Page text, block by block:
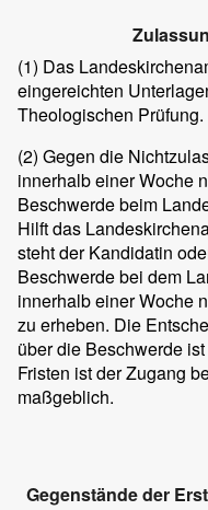
(1) Das
eingereichten
Theologischen Prüfung.
(2) Gegen die
innerhalb einer Woche
Beschwerde beim
Hilft das
steht der Kandidatin
Beschwerde bei dem
innerhalb einer Woche
zu erheben. Die
über die Beschwerde
Fristen ist der Zugang
maßgeblich.
Gegenstände der